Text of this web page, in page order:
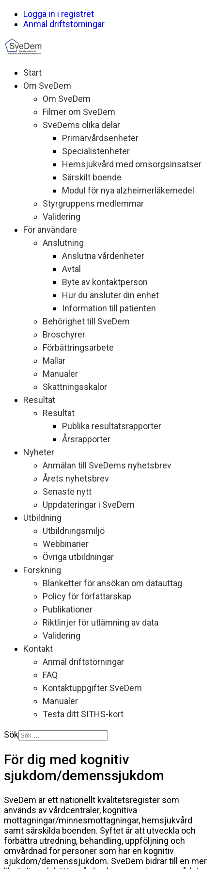
Logga in i registret
Anmäl driftstörningar
Start
Om SveDem
Om SveDem
Filmer om SveDem
SveDems olika delar
Primärvårdsenheter
Specialistenheter
Hemsjukvård med omsorgsinsatser
Särskilt boende
Modul för nya alzheimerläkemedel
Styrgruppens medlemmar
Validering
För användare
Anslutning
Anslutna vårdenheter
Avtal
Byte av kontaktperson
Hur du ansluter din enhet
Information till patienten
Behörighet till SveDem
Broschyrer
Förbättringsarbete
Mallar
Manualer
Skattningsskalor
Resultat
Resultat
Publika resultatsrapporter
Årsrapporter
Nyheter
Anmälan till SveDems nyhetsbrev
Årets nyhetsbrev
Senaste nytt
Uppdateringar i SveDem
Utbildning
Utbildningsmiljö
Webbinarier
Övriga utbildningar
Forskning
Blanketter för ansökan om datauttag
Policy för författarskap
Publikationer
Riktlinjer för utlämning av data
Validering
Kontakt
Anmäl driftstörningar
FAQ
Kontaktuppgifter SveDem
Manualer
Testa ditt SITHS-kort
Sök
För dig med kognitiv
sjukdom/demenssjukdom
SveDem är ett nationellt kvalitetsregister som
används av vårdcentraler, kognitiva
mottagningar/minnesmottagningar, hemsjukvård
samt särskilda boenden. Syftet är att utveckla och
förbättra utredning, behandling, uppföljning och
omvårdnad för personer som har en kognitiv
sjukdom/demenssjukdom. SveDem bidrar till en mer